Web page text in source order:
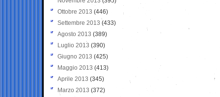
Ottobre 2013 (446)
Settembre 2013 (433)
Agosto 2013 (389)
Luglio 2013 (390)
Giugno 2013 (425)
Maggio 2013 (413)
Aprile 2013 (345)
Marzo 2013 (372)